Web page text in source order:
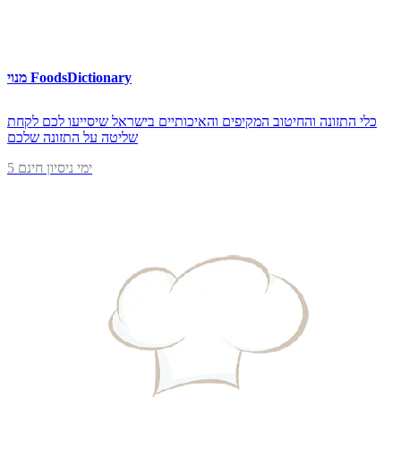
מנוי FoodsDictionary
כלי התזונה והחיטוב המקיפים והאיכותיים בישראל שיסייעו לכם לקחת
שליטה על התזונה שלכם
5 ימי ניסיון חינם